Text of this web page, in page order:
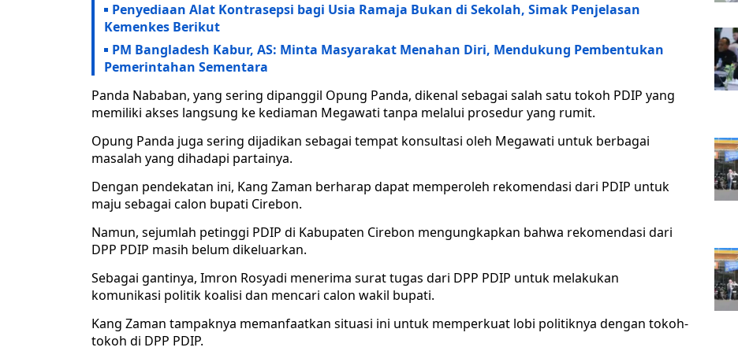
Penyediaan Alat Kontrasepsi bagi Usia Ramaja Bukan di Sekolah, Simak Penjelasan
Kemenkes Berikut
PM Bangladesh Kabur, AS: Minta Masyarakat Menahan Diri, Mendukung Pembentukan
Pemerintahan Sementara
Panda Nababan, yang sering dipanggil Opung Panda, dikenal sebagai salah satu tokoh PDIP yang
memiliki akses langsung ke kediaman Megawati tanpa melalui prosedur yang rumit.
Opung Panda juga sering dijadikan sebagai tempat konsultasi oleh Megawati untuk berbagai
masalah yang dihadapi partainya.
Dengan pendekatan ini, Kang Zaman berharap dapat memperoleh rekomendasi dari PDIP untuk
maju sebagai calon bupati Cirebon.
Namun, sejumlah petinggi PDIP di Kabupaten Cirebon mengungkapkan bahwa rekomendasi dari
DPP PDIP masih belum dikeluarkan.
Sebagai gantinya, Imron Rosyadi menerima surat tugas dari DPP PDIP untuk melakukan
komunikasi politik koalisi dan mencari calon wakil bupati.
Kang Zaman tampaknya memanfaatkan situasi ini untuk memperkuat lobi politiknya dengan tokoh-
tokoh di DPP PDIP.